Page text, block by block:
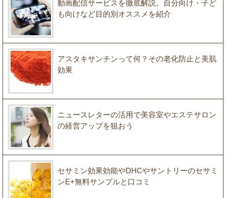
動画配信サービスを徹底解説。自分向け・子ど
も向けなど目的別オススメを紹介
アスタキサンチンって何？その老化防止と美肌
効果
ニュースレターの活用で美容室やエステサロン
の経営アップを狙おう
セサミン効果効能やDHCやサントリーのセサミ
ンE+無料サンプルと口コミ